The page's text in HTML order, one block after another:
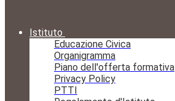
Istituto
Educazione Civica
Organigramma
Piano dell'offerta formativa
Privacy Policy
PTTI